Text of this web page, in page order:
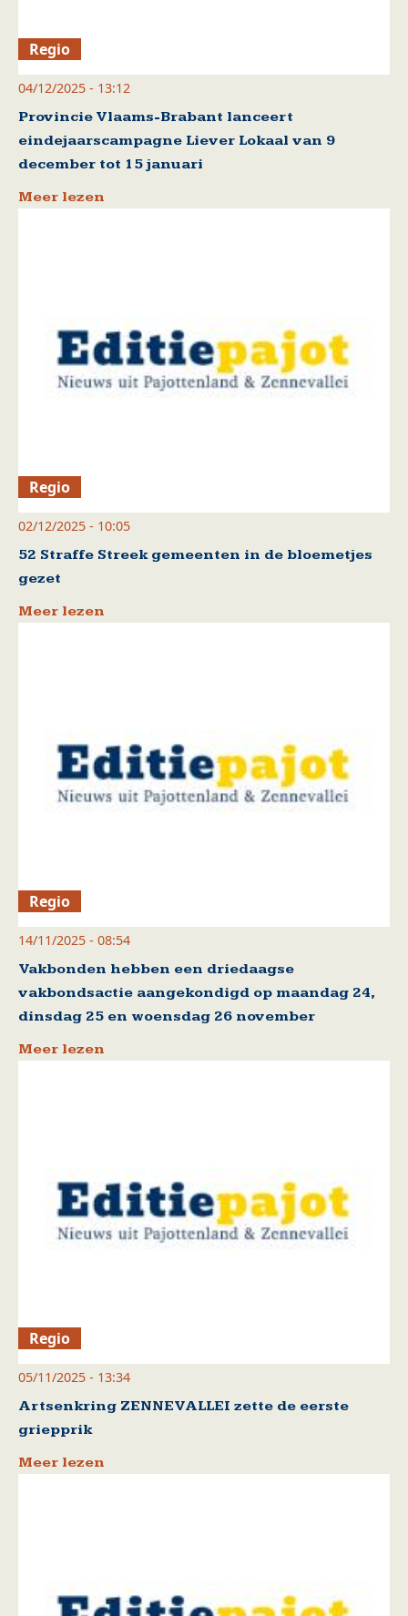
Regio
04/12/2025 - 13:12
Provincie Vlaams-Brabant lanceert
eindejaarscampagne Liever Lokaal van 9
december tot 15 januari
Meer lezen
Regio
02/12/2025 - 10:05
52 Straffe Streek gemeenten in de bloemetjes
gezet
Meer lezen
Regio
14/11/2025 - 08:54
Vakbonden hebben een driedaagse
vakbondsactie aangekondigd op maandag 24,
dinsdag 25 en woensdag 26 november
Meer lezen
Regio
05/11/2025 - 13:34
Artsenkring ZENNEVALLEI zette de eerste
griepprik
Meer lezen